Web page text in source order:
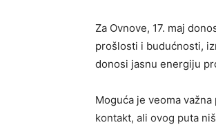
Za Ovnove, 17. maj
prošlosti i budućnosti,
donosi jasnu energiju
Moguća je veoma
kontakt, ali ovog puta